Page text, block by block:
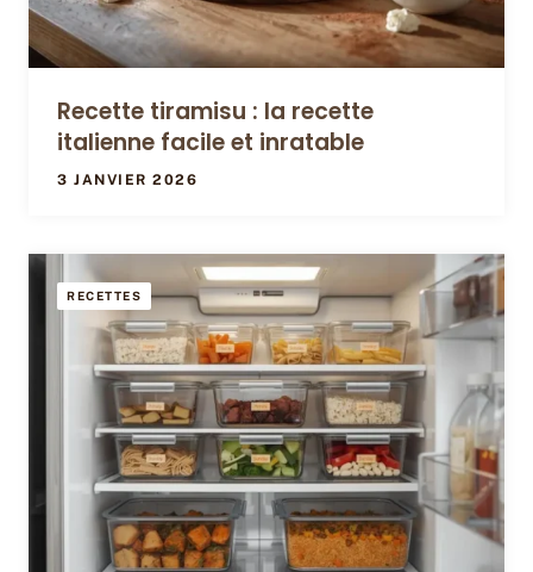
Recette tiramisu : la recette
italienne facile et inratable
3 JANVIER 2026
RECETTES